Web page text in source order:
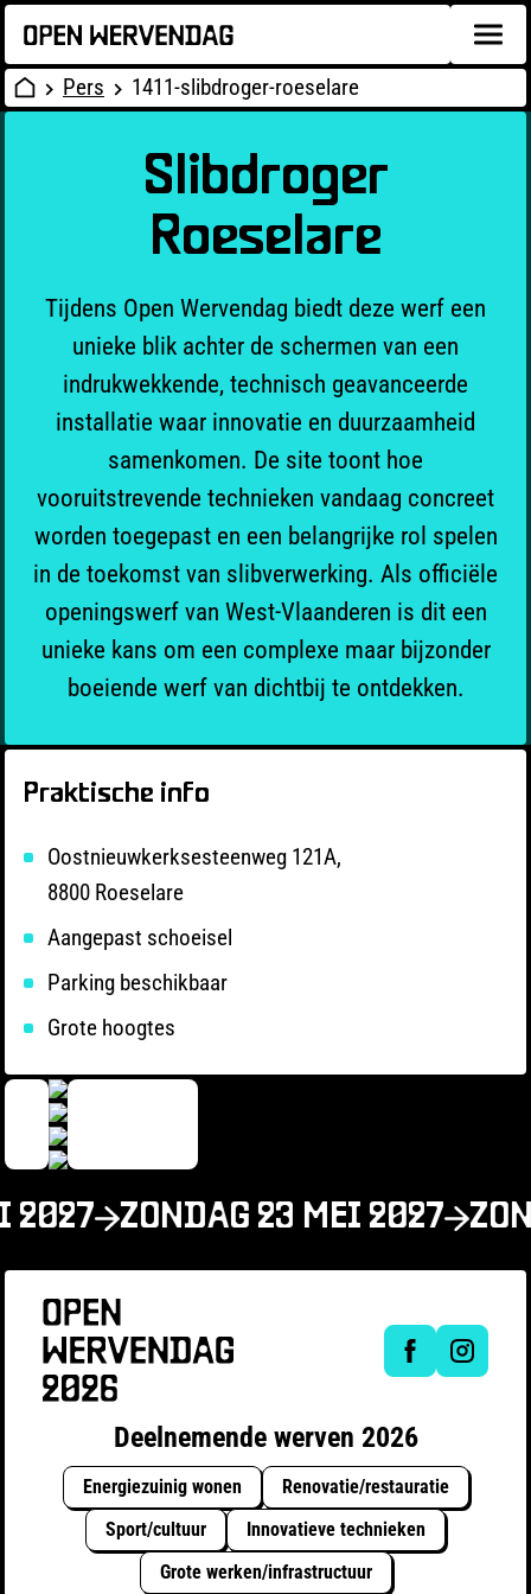
Pers 1411-slibdroger-roeselare
Slibdroger
Roeselare
Tijdens Open Wervendag biedt deze werf een
unieke blik achter de schermen van een
indrukwekkende, technisch geavanceerde
installatie waar innovatie en duurzaamheid
samenkomen. De site toont hoe
vooruitstrevende technieken vandaag concreet
worden toegepast en een belangrijke rol spelen
in de toekomst van slibverwerking. Als officiële
openingswerf van West-Vlaanderen is dit een
unieke kans om een complexe maar bijzonder
boeiende werf van dichtbij te ontdekken.
Praktische info
Oostnieuwkerksesteenweg 121A,
8800 Roeselare
Aangepast schoeisel
Parking beschikbaar
Grote hoogtes
2027 ZONDAG 23 MEI 2027
Deelnemende werven 2026
Energiezuinig wonen
Renovatie/restauratie
Sport/cultuur
Innovatieve technieken
Grote werken/infrastructuur